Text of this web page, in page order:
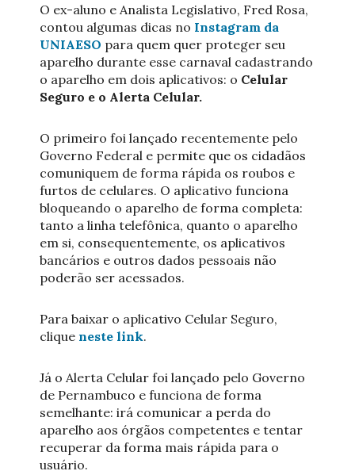
O ex-aluno e Analista Legislativo, Fred Rosa,
contou algumas dicas no Instagram da
UNIAESO para quem quer proteger seu
aparelho durante esse carnaval cadastrando
o aparelho em dois aplicativos: o Celular
Seguro e o Alerta Celular.
O primeiro foi lançado recentemente pelo
Governo Federal e permite que os cidadãos
comuniquem de forma rápida os roubos e
furtos de celulares. O aplicativo funciona
bloqueando o aparelho de forma completa:
tanto a linha telefônica, quanto o aparelho
em si, consequentemente, os aplicativos
bancários e outros dados pessoais não
poderão ser acessados.
Para baixar o aplicativo Celular Seguro,
clique neste link.
Já o Alerta Celular foi lançado pelo Governo
de Pernambuco e funciona de forma
semelhante: irá comunicar a perda do
aparelho aos órgãos competentes e tentar
recuperar da forma mais rápida para o
usuário.